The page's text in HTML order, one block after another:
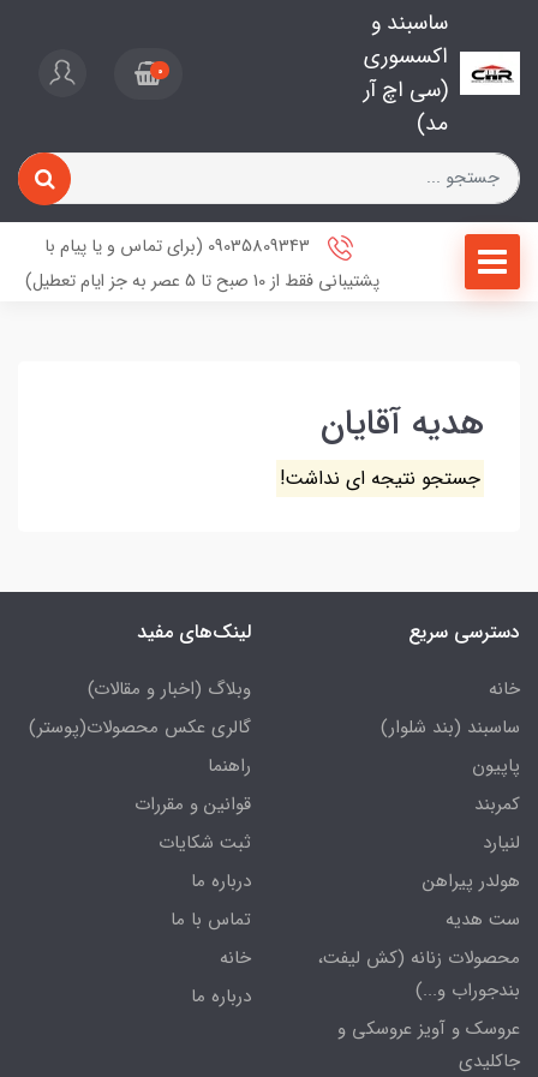
ساسبند و
اکسسوری
(سی اچ آر
مد)
0
09035809343 (برای تماس و یا پیام با
پشتیبانی فقط از 10 صبح تا 5 عصر به جز ایام تعطیل)
هدیه آقایان
جستجو نتیجه ای نداشت!
دسترسی سریع
خانه
ساسبند (بند شلوار)
پاپیون
کمربند
لنیارد
هولدر پیراهن
ست هدیه
محصولات زنانه (کش لیفت،
بندجوراب و...)
عروسک و آویز عروسکی و
جاکلیدی
لینک‌های مفید
وبلاگ (اخبار و مقالات)
گالری عکس محصولات(پوستر)
راهنما
قوانین و مقررات
ثبت شکایات
درباره ما
تماس با ما
خانه
درباره ما